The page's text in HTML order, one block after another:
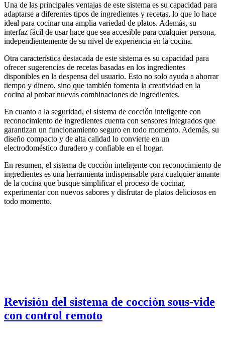
Una de las principales ventajas de este sistema es su capacidad para
adaptarse a diferentes tipos de ingredientes y recetas, lo que lo hace
ideal para cocinar una amplia variedad de platos. Además, su
interfaz fácil de usar hace que sea accesible para cualquier persona,
independientemente de su nivel de experiencia en la cocina.
Otra característica destacada de este sistema es su capacidad para
ofrecer sugerencias de recetas basadas en los ingredientes
disponibles en la despensa del usuario. Esto no solo ayuda a ahorrar
tiempo y dinero, sino que también fomenta la creatividad en la
cocina al probar nuevas combinaciones de ingredientes.
En cuanto a la seguridad, el sistema de cocción inteligente con
reconocimiento de ingredientes cuenta con sensores integrados que
garantizan un funcionamiento seguro en todo momento. Además, su
diseño compacto y de alta calidad lo convierte en un
electrodoméstico duradero y confiable en el hogar.
En resumen, el sistema de cocción inteligente con reconocimiento de
ingredientes es una herramienta indispensable para cualquier amante
de la cocina que busque simplificar el proceso de cocinar,
experimentar con nuevos sabores y disfrutar de platos deliciosos en
todo momento.
Revisión del sistema de cocción sous-vide
con control remoto